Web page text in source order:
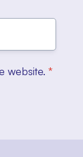
website. *